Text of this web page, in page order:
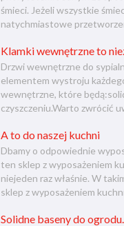
śmieci. Jeżeli wszystkie
natychmiastowe
Klamki wewnętrzne to
Drzwi wewnętrzne do
elementem wystroju
wewnętrzne, które
czyszczeniu.Warto zwrócić
A to do naszej kuchni
Dbamy o odpowiednie
ten sklep z wyposażeniem
niejeden raz właśnie. W
sklep z wyposażeniem
Solidne baseny do ogrodu.